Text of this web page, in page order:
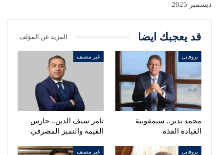
ديسمبر 2025
قد يعجبك ايضا المزيد عن المؤلف
بروفايل
محمد بدير.. سيمفونية
القيادة الفذة
غير مصنف
تامر سيف الدين.. حارس
القيمة والتميز المصرفي
بروفايل غير مصنف